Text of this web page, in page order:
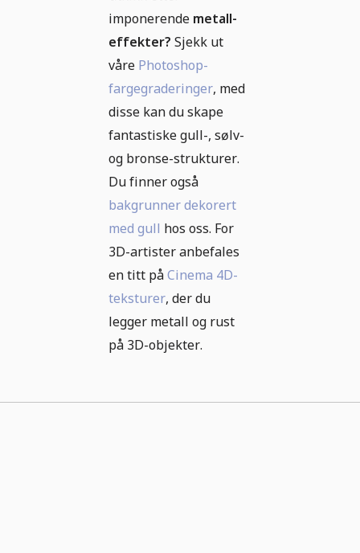
imponerende metall-
effekter? Sjekk ut
våre Photoshop-
fargegraderinger, med
disse kan du skape
fantastiske gull-, sølv-
og bronse-strukturer.
Du finner også
bakgrunner dekorert
med gull hos oss. For
3D-artister anbefales
en titt påCinema 4D-
teksturer, der du
legger metall og rust
på 3D-objekter.